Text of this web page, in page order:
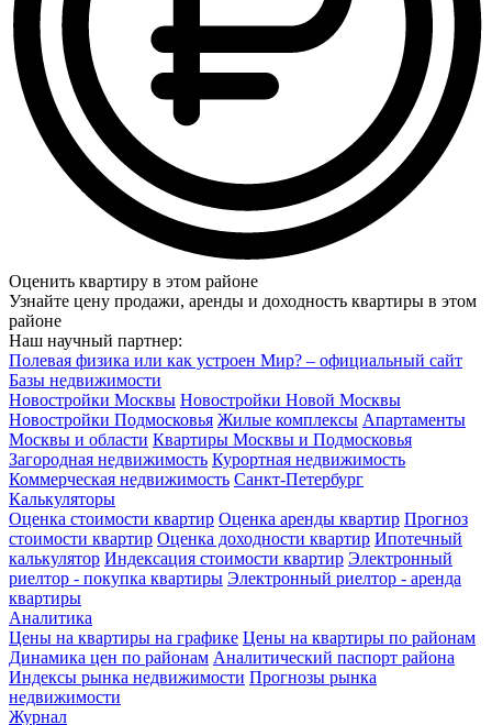
Оценить квартиру в этом районе
Узнайте цену продажи, аренды и доходность квартиры в этом
районе
Наш научный партнер:
Полевая физика или как устроен Мир? – официальный сайт
Базы недвижимости
Новостройки Москвы Новостройки Новой Москвы
Новостройки Подмосковья Жилые комплексы Апартаменты
Москвы и области Квартиры Москвы и Подмосковья
Загородная недвижимость Курортная недвижимость
Коммерческая недвижимость Санкт-Петербург
Калькуляторы
Оценка стоимости квартир Оценка аренды квартир Прогноз
стоимости квартир Оценка доходности квартир Ипотечный
калькулятор Индексация стоимости квартир Электронный
риелтор - покупка квартиры Электронный риелтор - аренда
квартиры
Аналитика
Цены на квартиры на графике Цены на квартиры по районам
Динамика цен по районам Аналитический паспорт района
Индексы рынка недвижимости Прогнозы рынка
недвижимости
Журнал